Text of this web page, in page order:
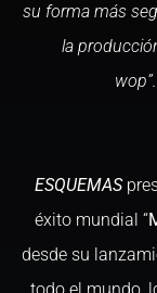
su forma más
la
wop”.
ESQUEMAS
éxito mundial “
desde su